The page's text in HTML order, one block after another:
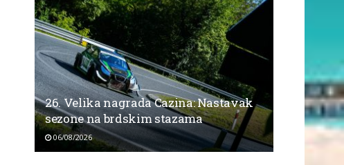
26. Velika nagrada Cazina: Nastavak
sezone na brdskim stazama
06/08/2026